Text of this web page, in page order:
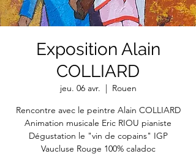
Exposition Alain
COLLIARD
jeu. 06 avr.
  |
Rouen
Rencontre avec le peintre Alain COLLIARD
Animation musicale Eric RIOU pianiste
Dégustation le "vin de copains" IGP
Vaucluse Rouge 100% caladoc